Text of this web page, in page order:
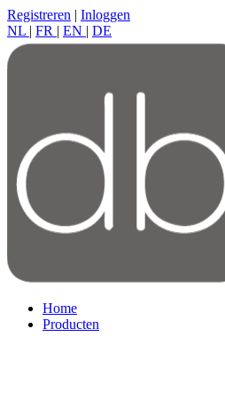
Registreren | Inloggen
NL | FR | EN | DE
Home
Producten